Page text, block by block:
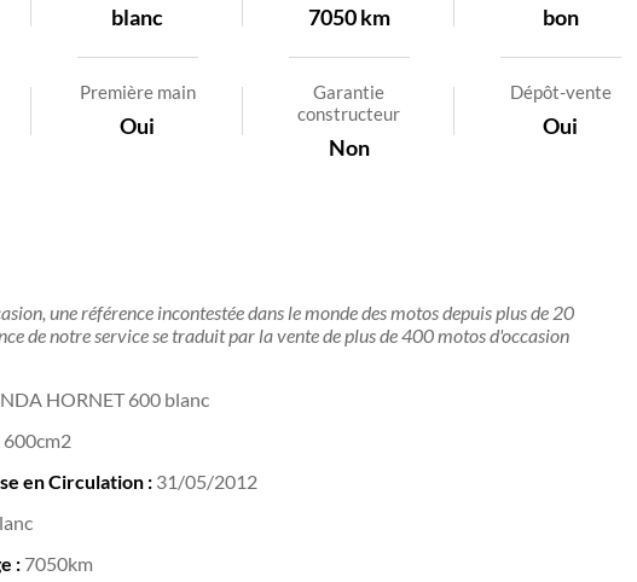
blanc 7050 km bon
Première main
Oui
Garantie
constructeur
Non
Dépôt-vente
Oui
une référence incontestée dans le monde des motos depuis plus de 20
de notre service se traduit par la vente de plus de 400 motos d'occasion
HORNET 600 blanc
600cm2
en Circulation : 31/05/2012
: 7050km